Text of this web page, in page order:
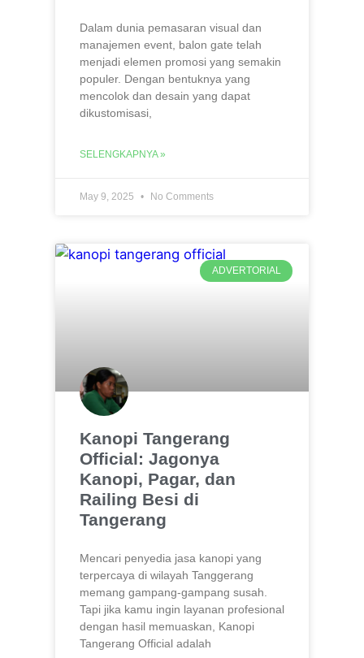
Dalam dunia pemasaran visual dan
manajemen event, balon gate telah
menjadi elemen promosi yang semakin
populer. Dengan bentuknya yang
mencolok dan desain yang dapat
dikustomisasi,
SELENGKAPNYA »
May 9, 2025 No Comments
ADVERTORIAL
Kanopi Tangerang
Official: Jagonya
Kanopi, Pagar, dan
Railing Besi di
Tangerang
Mencari penyedia jasa kanopi yang
terpercaya di wilayah Tanggerang
memang gampang-gampang susah.
Tapi jika kamu ingin layanan profesional
dengan hasil memuaskan, Kanopi
Tangerang Official adalah